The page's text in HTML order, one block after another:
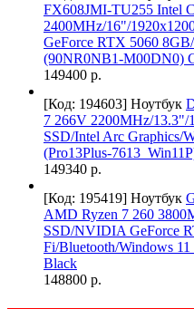
FX608JMI-TU255 Intel
2400MHz/16"/
GeForce RTX 5060
(90NR0NB1-M00DN0)
149400 р.
[Код: 194603] Ноутбук
7 266V 2200MHz/13.3"/
SSD/Intel Arc Graphics/
(Pro13Plus-
149340 р.
[Код: 195419] Ноутбук
AMD Ryzen 7 260
SSD/NVIDIA GeForce
Fi/Bluetooth/Windows
Black
148800 р.